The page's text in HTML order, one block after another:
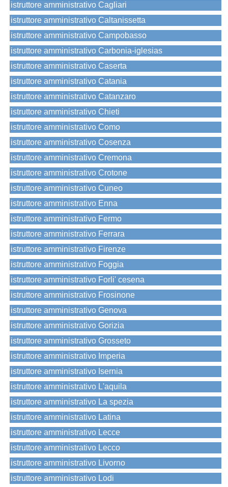
istruttore amministrativo Cagliari
istruttore amministrativo Caltanissetta
istruttore amministrativo Campobasso
istruttore amministrativo Carbonia-iglesias
istruttore amministrativo Caserta
istruttore amministrativo Catania
istruttore amministrativo Catanzaro
istruttore amministrativo Chieti
istruttore amministrativo Como
istruttore amministrativo Cosenza
istruttore amministrativo Cremona
istruttore amministrativo Crotone
istruttore amministrativo Cuneo
istruttore amministrativo Enna
istruttore amministrativo Fermo
istruttore amministrativo Ferrara
istruttore amministrativo Firenze
istruttore amministrativo Foggia
istruttore amministrativo Forli' cesena
istruttore amministrativo Frosinone
istruttore amministrativo Genova
istruttore amministrativo Gorizia
istruttore amministrativo Grosseto
istruttore amministrativo Imperia
istruttore amministrativo Isernia
istruttore amministrativo L'aquila
istruttore amministrativo La spezia
istruttore amministrativo Latina
istruttore amministrativo Lecce
istruttore amministrativo Lecco
istruttore amministrativo Livorno
istruttore amministrativo Lodi